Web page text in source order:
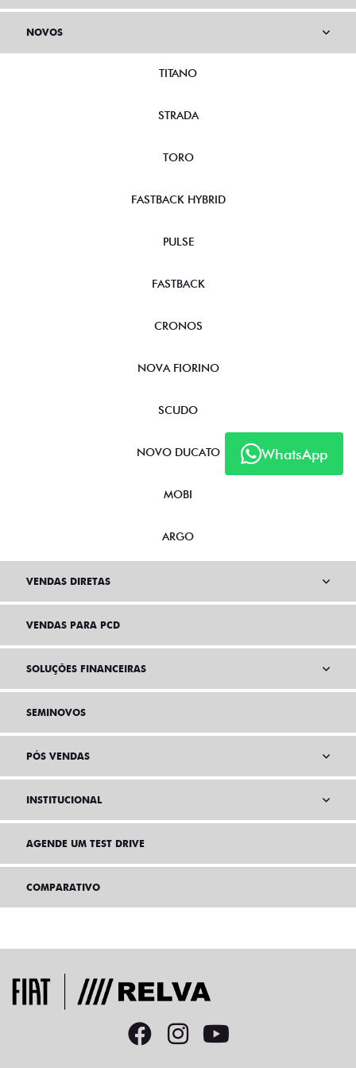
WhatsApp
NOVOS
TITANO
STRADA
TORO
FASTBACK HYBRID
PULSE
FASTBACK
CRONOS
NOVA FIORINO
SCUDO
NOVO DUCATO
MOBI
ARGO
VENDAS DIRETAS
VENDAS PARA PCD
SOLUÇÕES FINANCEIRAS
SEMINOVOS
PÓS VENDAS
INSTITUCIONAL
AGENDE UM TEST DRIVE
COMPARATIVO